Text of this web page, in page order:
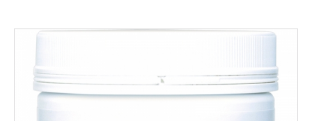
VEDETTE
LIQUIDATION